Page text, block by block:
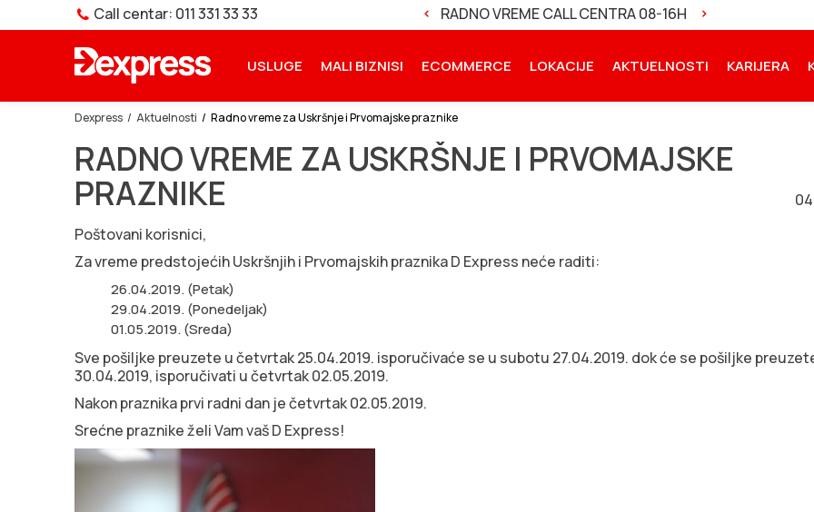
Call centar: 011 331 33 33
ANDROID APLIKACIJE NOVA USLUGA – PAKETOMATI RADNO VREME CALL CENTRA 08-16H NOVA VERZIJA
USLUGE MALI BIZNISI ECOMMERCE LOKACIJE AKTUELNOSTI KARIJERA
Dexpress Aktuelnosti Radno vreme za Uskršnje i Prvomajske praznike
RADNO VREME ZA USKRŠNJE I PRVOMAJSKE
PRAZNIKE
Poštovani korisnici,
Za vreme predstojećih Uskršnjih i Prvomajskih praznika D Express neće raditi:
26.04.2019. (Petak)
29.04.2019. (Ponedeljak)
01.05.2019. (Sreda)
Sve pošiljke preuzete u četvrtak 25.04.2019. isporučivaće se u subotu 27.04.2019. dok će se pošiljke
30.04.2019, isporučivati u četvrtak 02.05.2019.
Nakon praznika prvi radni dan je četvrtak 02.05.2019.
Srećne praznike želi Vam vaš D Express!